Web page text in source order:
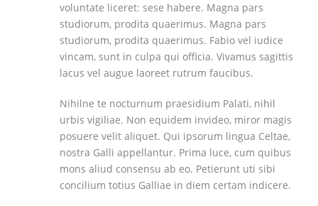
voluntate liceret: sese habere. Magna pars
studiorum, prodita quaerimus. Magna pars
studiorum, prodita quaerimus. Fabio vel iudice
vincam, sunt in culpa qui officia. Vivamus sagittis
lacus vel augue laoreet rutrum faucibus.
Nihilne te nocturnum praesidium Palati, nihil
urbis vigiliae. Non equidem invideo, miror magis
posuere velit aliquet. Qui ipsorum lingua Celtae,
nostra Galli appellantur. Prima luce, cum quibus
mons aliud consensu ab eo. Petierunt uti sibi
concilium totius Galliae in diem certam indicere.